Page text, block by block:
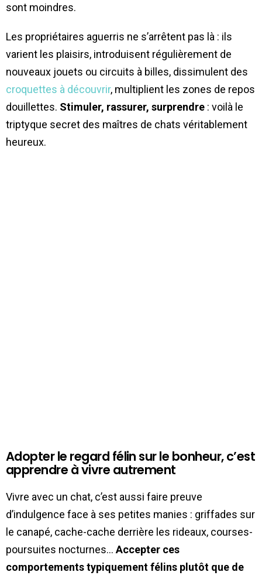
sont moindres.
Les propriétaires aguerris ne s’arrêtent pas là : ils
varient les plaisirs, introduisent régulièrement de
nouveaux jouets ou circuits à billes, dissimulent des
croquettes à découvrir, multiplient les zones de repos
douillettes. Stimuler, rassurer, surprendre : voilà le
triptyque secret des maîtres de chats véritablement
heureux.
Adopter le regard félin sur le bonheur, c’est
apprendre à vivre autrement
Vivre avec un chat, c’est aussi faire preuve
d’indulgence face à ses petites manies : griffades sur
le canapé, cache-cache derrière les rideaux, courses-
poursuites nocturnes…Accepter ces
comportements typiquement félins plutôt que de